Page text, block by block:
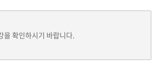
을 확인하시기 바랍니다.